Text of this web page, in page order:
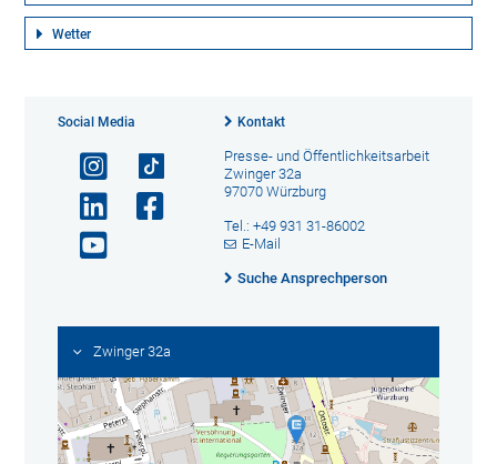
Wetter
Social Media Kontakt
Presse- und Öffentlichkeitsarbeit
Zwinger 32a
97070 Würzburg
Tel.: +49 931 31-86002
E-Mail
Suche Ansprechperson
Zwinger 32a